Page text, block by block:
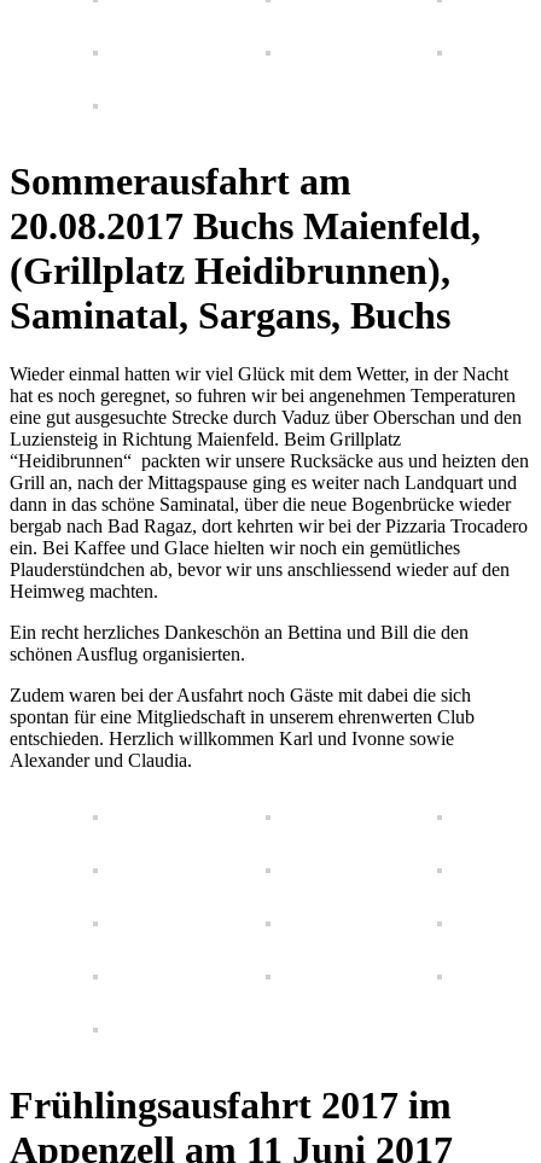
Sommerausfahrt am
20.08.2017 Buchs Maienfeld,
(Grillplatz Heidibrunnen),
Saminatal, Sargans, Buchs
Wieder einmal hatten wir viel Glück mit dem Wetter, in der Nacht
hat es noch geregnet, so fuhren wir bei angenehmen Temperaturen
eine gut ausgesuchte Strecke durch Vaduz über Oberschan und den
Luziensteig in Richtung Maienfeld. Beim Grillplatz
“Heidibrunnen“ packten wir unsere Rucksäcke aus und heizten den
Grill an, nach der Mittagspause ging es weiter nach Landquart und
dann in das schöne Saminatal, über die neue Bogenbrücke wieder
bergab nach Bad Ragaz, dort kehrten wir bei der Pizzaria Trocadero
ein. Bei Kaffee und Glace hielten wir noch ein gemütliches
Plauderstündchen ab, bevor wir uns anschliessend wieder auf den
Heimweg machten.
Ein recht herzliches Dankeschön an Bettina und Bill die den
schönen Ausflug organisierten.
Zudem waren bei der Ausfahrt noch Gäste mit dabei die sich
spontan für eine Mitgliedschaft in unserem ehrenwerten Club
entschieden. Herzlich willkommen Karl und Ivonne sowie
Alexander und Claudia.
Frühlingsausfahrt 2017 im
Appenzell am 11 Juni 2017